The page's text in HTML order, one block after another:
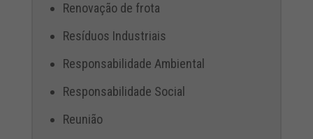
Renovação de frota
Resíduos Industriais
Responsabilidade Ambiental
Responsabilidade Social
Reunião